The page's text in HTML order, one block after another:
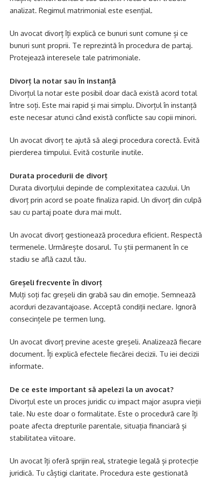
analizat. Regimul matrimonial este esențial.
Un avocat divorț îți explică ce bunuri sunt comune și ce
bunuri sunt proprii. Te reprezintă în procedura de partaj.
Protejează interesele tale patrimoniale.
Divorț la notar sau în instanță
Divorțul la notar este posibil doar dacă există acord total
între soți. Este mai rapid și mai simplu. Divorțul în instanță
este necesar atunci când există conflicte sau copii minori.
Un avocat divorț te ajută să alegi procedura corectă. Evită
pierderea timpului. Evită costurile inutile.
Durata procedurii de divorț
Durata divorțului depinde de complexitatea cazului. Un
divorț prin acord se poate finaliza rapid. Un divorț din culpă
sau cu partaj poate dura mai mult.
Un avocat divorț gestionează procedura eficient. Respectă
termenele. Urmărește dosarul. Tu știi permanent în ce
stadiu se află cazul tău.
Greșeli frecvente în divorț
Mulți soți fac greșeli din grabă sau din emoție. Semnează
acorduri dezavantajoase. Acceptă condiții neclare. Ignoră
consecințele pe termen lung.
Un avocat divorț previne aceste greșeli. Analizează fiecare
document. Îți explică efectele fiecărei decizii. Tu iei decizii
informate.
De ce este important să apelezi la un avocat?
Divorțul este un proces juridic cu impact major asupra vieții
tale. Nu este doar o formalitate. Este o procedură care îți
poate afecta drepturile parentale, situația financiară și
stabilitatea viitoare.
Un avocat îți oferă sprijin real, strategie legală și protecție
juridică. Tu câștigi claritate. Procedura este gestionată